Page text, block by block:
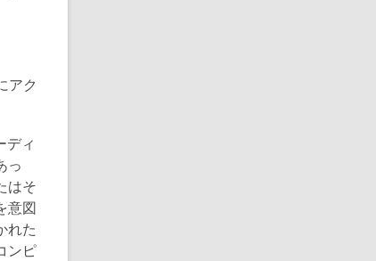
アク
ディ
っ
はそ
意図
れた
ンピ